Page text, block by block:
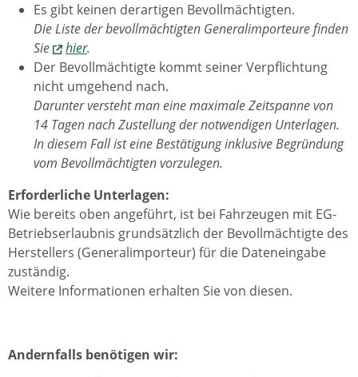
Es gibt keinen derartigen Bevollmächtigten.
Die Liste der bevollmächtigten Generalimporteure finden
Sie
hier.
Der Bevollmächtigte kommt seiner Verpflichtung
nicht umgehend nach.
Darunter versteht man eine maximale Zeitspanne von
14 Tagen nach Zustellung der notwendigen Unterlagen.
In diesem Fall ist eine Bestätigung inklusive Begründung
vom Bevollmächtigten vorzulegen.
Erforderliche Unterlagen:
Wie bereits oben angeführt, ist bei Fahrzeugen mit EG-
Betriebserlaubnis grundsätzlich der Bevollmächtigte des
Herstellers (Generalimporteur) für die Dateneingabe
zuständig.
Weitere Informationen erhalten Sie von diesen.
Andernfalls benötigen wir: